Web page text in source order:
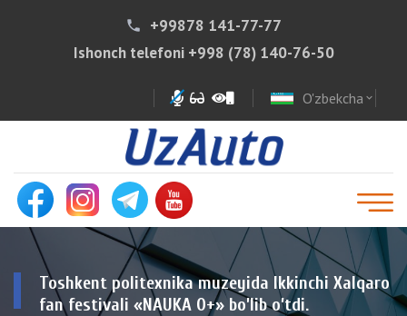
phone
+99878 141-77-77
Ishonch telefoni +998 (78) 140-76-50
O'zbekcha expand_more
Toshkent politexnika muzeyida Ikkinchi Xalqaro
fan festivali «NAUKA 0+» bo’lib o’tdi.